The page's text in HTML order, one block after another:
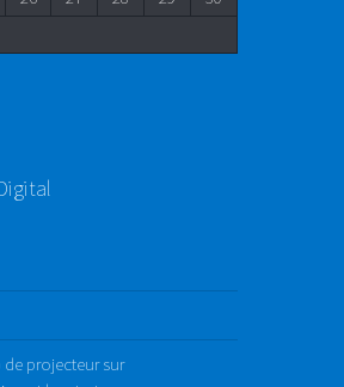
projecteur sur